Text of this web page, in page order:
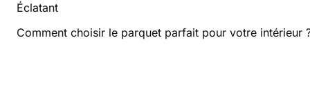
Éclatant
Comment choisir le parquet parfait pour votre intérieur